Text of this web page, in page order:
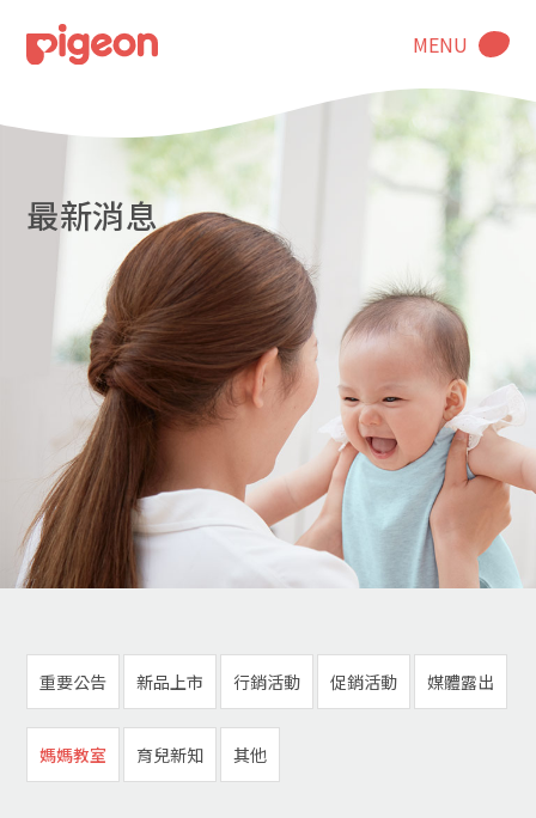
MENU
最新消息
重要公告 新品上市 行銷活動 促銷活動 媒體露出
媽媽教室 育兒新知 其他